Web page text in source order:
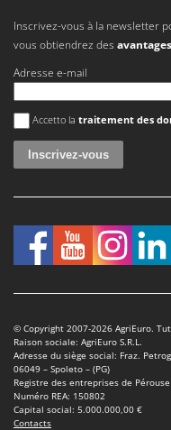
Inscrivez-vous à la newsletter
vous obtiendrez des
Adresse e-mail
Une erreur est survenue
Accetto la traitement des
© Copyright 2007-2026 AgriEuro.
Raison sociale: AgriEuro S.R.L.
Adresse du siège social: Fraz.
06049 – Spoleto – (PG)
Registre des entreprises de
Numéro REA: 150802
Capital social: 5.000.000,00 €
Contacts